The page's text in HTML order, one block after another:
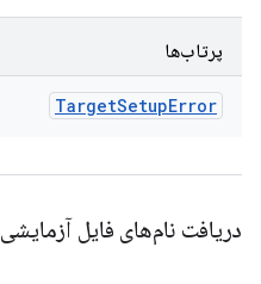
پرتاب‌ها
TargetSetupError
دریافت نام‌های فایل آزمایشی